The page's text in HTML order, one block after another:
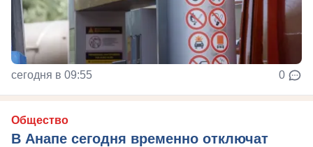
сегодня в 09:55 0
Общество
В Анапе сегодня временно отключат